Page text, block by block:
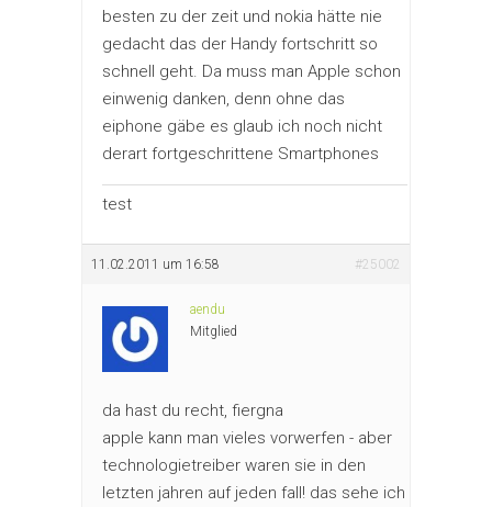
besten zu der zeit und nokia hätte nie
gedacht das der Handy fortschritt so
schnell geht. Da muss man Apple schon
einwenig danken, denn ohne das
eiphone gäbe es glaub ich noch nicht
derart fortgeschrittene Smartphones
test
11.02.2011 um 16:58 #25002
aendu
Mitglied
da hast du recht, fiergna
apple kann man vieles vorwerfen - aber
technologietreiber waren sie in den
letzten jahren auf jeden fall! das sehe ich